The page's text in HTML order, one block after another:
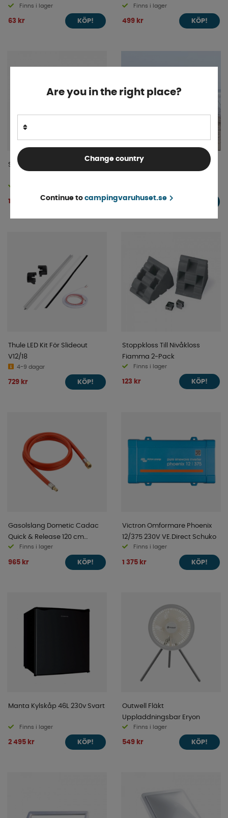
Finns i lager
63 kr KÖP!
Finns i lager
499 kr KÖP!
Servicelucka M4 Svart
1 619 kr KÖP!
Isabella Soltak Asa
4 695 kr
Thule LED Kit För Slideout
V12/18
4-9 dagar
729 kr KÖP!
Stoppkloss Till Nivåkloss
Fiamma 2-Pack
Finns i lager
123 kr KÖP!
Gasolslang Dometic Cadac
Quick & Release 120 cm
30mbarFinns i lager
965 kr KÖP!
Victron Omformare Phoenix
12/375 230V VE.Direct Schuko
Finns i lager
1 375 kr KÖP!
Manta Kylskåp 46L 230v Svart
Finns i lager
2 495 kr KÖP!
Outwell Fläkt
Uppladdningsbar Eryon
Finns i lager
549 kr KÖP!
Are you in the right place?
Change country
Continue to campingvaruhuset.se